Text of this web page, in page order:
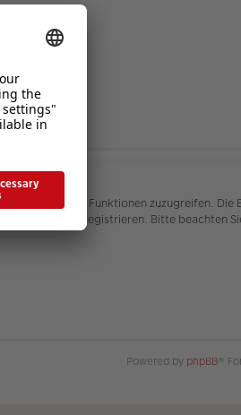
auf weitere Funktionen zuzugreifen.
Sie sich registrieren. Bitte beachten
Powered by phpBB®